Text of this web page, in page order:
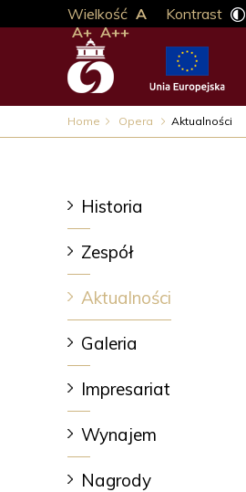
Wielkość A
A+ A++
Kontrast
Home Opera Aktualności
Historia
Zespół
Aktualności
Galeria
Impresariat
Wynajem
Nagrody